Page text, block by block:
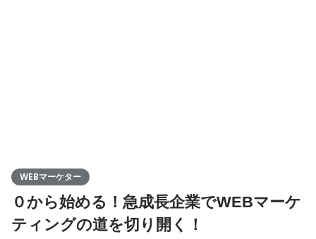
WEBマーケター
０から始める！急成長企業でWEBマーケ
ティングの道を切り開く！